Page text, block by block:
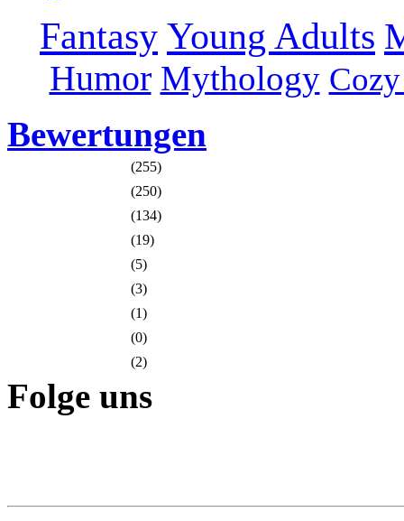
Fantasy Young Adults
Humor Mythology
Bewertungen
(255)
(250)
(134)
(19)
(5)
(3)
(1)
(0)
(2)
Folge uns